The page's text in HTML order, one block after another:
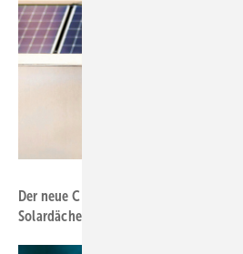
Der neue C & I-Wechselrichter ­Argeno
Solardächer konzipiert.